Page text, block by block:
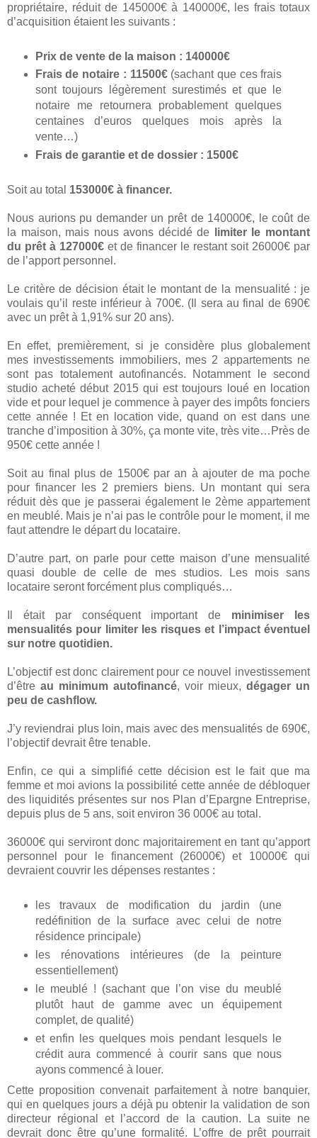
propriétaire, réduit de 145000€ à 140000€, les frais totaux
d’acquisition étaient les suivants :
Prix de vente de la maison : 140000€
Frais de notaire : 11500€(sachant que ces frais
sont toujours légèrement surestimés et que le
notaire me retournera probablement quelques
centaines d’euros quelques mois après la
vente…)
Frais de garantie et de dossier : 1500€
Soit au total 153000€ à financer.
Nous aurions pu demander un prêt de 140000€, le coût de
la maison, mais nous avons décidé de
limiter le montant
du prêt à 127000€ et de financer le restant soit 26000€ par
de l’apport personnel.
Le critère de décision était le montant de la mensualité : je
voulais qu’il reste inférieur à 700€. (Il sera au final de 690€
avec un prêt à 1,91% sur 20 ans).
En effet, premièrement, si je considère plus globalement
mes investissements immobiliers, mes 2 appartements ne
sont pas totalement autofinancés. Notamment le second
studio acheté début 2015 qui est toujours loué en location
vide et pour lequel je commence à payer des impôts fonciers
cette année ! Et en location vide, quand on est dans une
tranche d’imposition à 30%, ça monte vite, très vite…Près de
950€ cette année !
Soit au final plus de 1500€ par an à ajouter de ma poche
pour financer les 2 premiers biens. Un montant qui sera
réduit dès que je passerai également le 2ème appartement
en meublé. Mais je n’ai pas le contrôle pour le moment, il me
faut attendre le départ du locataire.
D’autre part, on parle pour cette maison d’une mensualité
quasi double de celle de mes studios. Les mois sans
locataire seront forcément plus compliqués…
Il était par conséquent important de minimiser les
mensualités pour limiter les risques et l’impact éventuel
sur notre quotidien.
L’objectif est donc clairement pour ce nouvel investissement
d’être au minimum autofinancé, voir mieux, dégager un
peu de cashflow.
J’y reviendrai plus loin, mais avec des mensualités de 690€,
l’objectif devrait être tenable.
Enfin, ce qui a simplifié cette décision est le fait que ma
femme et moi avions la possibilité cette année de débloquer
des liquidités présentes sur nos Plan d’Epargne Entreprise,
depuis plus de 5 ans, soit environ 36 000€ au total.
36000€ qui serviront donc majoritairement en tant qu’apport
personnel pour le financement (26000€) et 10000€ qui
devraient couvrir les dépenses restantes :
les travaux de modification du jardin (une
redéfinition de la surface avec celui de notre
résidence principale)
les rénovations intérieures (de la peinture
essentiellement)
le meublé ! (sachant que l’on vise du meublé
plutôt haut de gamme avec un équipement
complet, de qualité)
et enfin les quelques mois pendant lesquels le
crédit aura commencé à courir sans que nous
ayons commencé à louer.
Cette proposition convenait parfaitement à notre banquier,
qui en quelques jours a déjà pu obtenir la validation de son
directeur régional et l’accord de la caution. La suite ne
devrait donc être qu’une formalité. L’offre de prêt pourrait